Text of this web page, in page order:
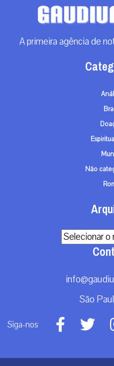
A primeira agência de
Não
Arquivos
São
Siga-nos